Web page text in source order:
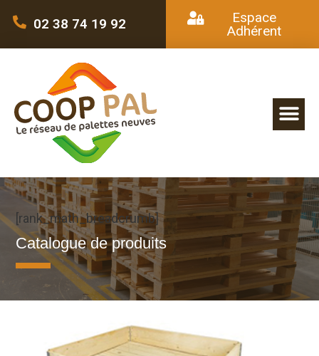
02 38 74 19 92
Espace
Adhérent
[rank_math_breadcrumb]
Catalogue de produits